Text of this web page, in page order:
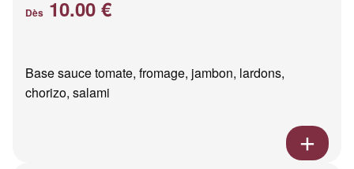
Dès 10.00 €
Base sauce tomate, fromage, jambon, lardons,
chorizo, salami